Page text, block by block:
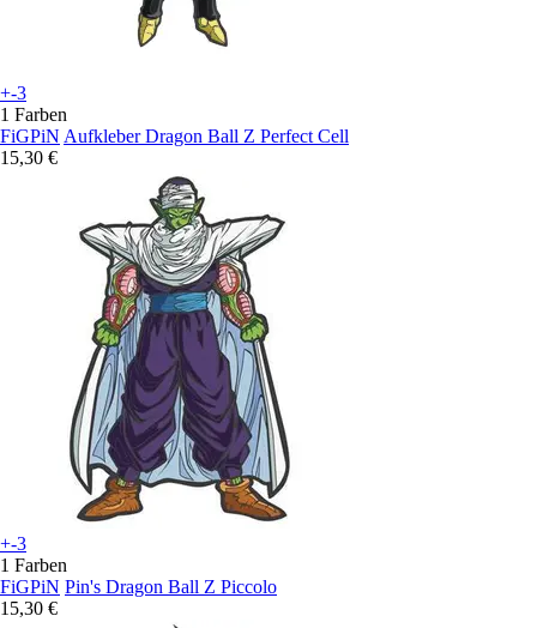
+-3
1 Farben
FiGPiN Aufkleber Dragon Ball Z Perfect Cell
15,30 €
+-3
1 Farben
FiGPiN Pin's Dragon Ball Z Piccolo
15,30 €